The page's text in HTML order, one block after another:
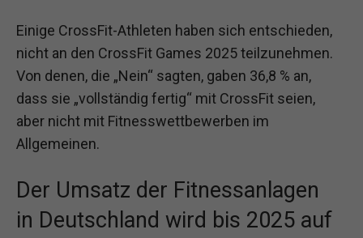
Einige CrossFit-Athleten haben sich entschieden,
nicht an den CrossFit Games 2025 teilzunehmen.
Von denen, die „Nein“ sagten, gaben 36,8 % an,
dass sie „vollständig fertig“ mit CrossFit seien,
aber nicht mit Fitnesswettbewerben im
Allgemeinen.
Der Umsatz der Fitnessanlagen
in Deutschland wird bis 2025 auf